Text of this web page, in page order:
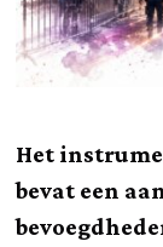
Het
bevat een